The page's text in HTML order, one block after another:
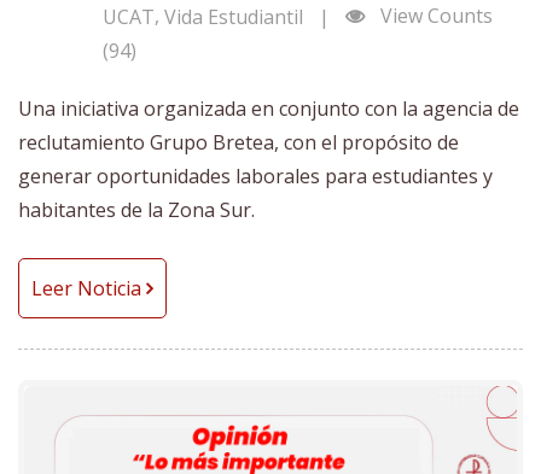
UCAT, Vida Estudiantil |
View Counts
(94)
Una iniciativa organizada en conjunto con la agencia de
reclutamiento Grupo Bretea, con el propósito de
generar oportunidades laborales para estudiantes y
habitantes de la Zona Sur.
Leer Noticia